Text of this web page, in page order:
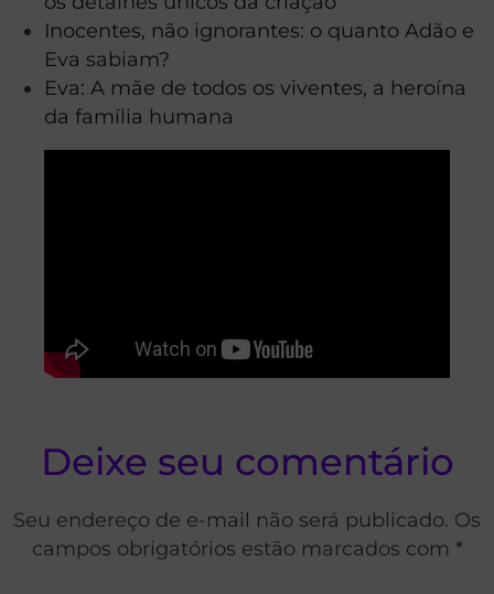
Inocentes, não ignorantes: o quanto Adão e
Eva sabiam?
Eva: A mãe de todos os viventes, a heroína
da família humana
Deixe seu comentário
Seu endereço de e-mail não será publicado. Os
campos obrigatórios estão marcados com *